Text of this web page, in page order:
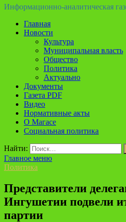
Информационно-аналитическая
Главная
Новости
Культура
Муниципальная власть
Общество
Политика
Актуально
Документы
Газета PDF
Видео
Нормативные акты
О Магасе
Социальная политика
Найти:
Главное меню
Политика
Представители
Ингушетии подвели
партии